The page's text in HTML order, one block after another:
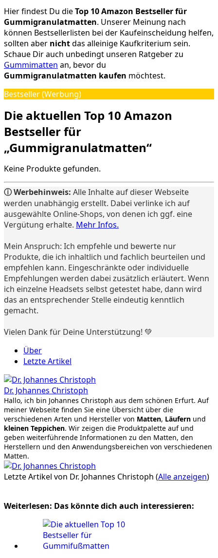
Hier findest Du dieTop 10 Amazon Bestseller für
Gummigranulatmatten. Unserer Meinung nach
können Bestsellerlisten bei der Kaufeinscheidung helfen,
sollten aber nichtdas alleinige Kaufkriterium sein.
Schaue Dir auch unbedingt unseren Ratgeber zu
Gummimatten an, bevor du
Gummigranulatmatten kaufen möchtest.
Bestseller (Werbung)
Die aktuellen Top 10 Amazon
Bestseller für
„Gummigranulatmatten“
Keine Produkte gefunden.
ⓘ Werbehinweis: Alle Inhalte auf dieser Webseite
werden unabhängig erstellt. Dabei verlinke ich auf
ausgewählte Online-Shops, von denen ich ggf. eine
Vergütung erhalte. Mehr Infos.
Mein Anspruch: Ich empfehle und bewerte nur
Produkte, die ich inhaltlich und fachlich beurteilen und
empfehlen kann. Eingeschränkte oder individuelle
Empfehlungen werden dabei zusätzlich erläutert. Wenn
ich einzelne Headsets selbst getestet habe, dann wird
das an entsprechender Stelle eindeutig kenntlich
gemacht.
Vielen Dank für Deine Unterstützung! 💚
Über
Letzte Artikel
Dr. Johannes Christoph
Hallo, ich bin Johannes Christoph aus dem schönen Erfurt. Auf
meiner Webseite finden Sie eine Übersicht über die
verschiedenen Arten und Hersteller von Matten, Läufern und
kleinen Teppichen. Wir zeigen die Produktpalette auf und
geben weiterführende Informationen zu den Matten, den
Herstellern und den Anwendungsbereichen von verschiedenen
Matten.
Letzte Artikel von Dr. Johannes Christoph (Alle anzeigen)
Weiterlesen: Das könnte dich auch interessieren: